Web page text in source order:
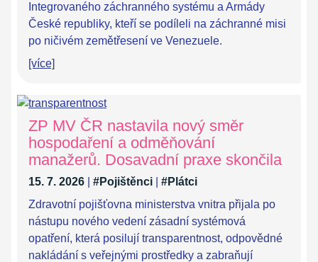
Integrovaného záchranného systému a Armády
České republiky, kteří se podíleli na záchranné misi
po ničivém zemětřesení ve Venezuele.
[více]
ZP MV ČR nastavila nový směr
hospodaření a odměňování
manažerů. Dosavadní praxe skončila
15. 7. 2026 #Pojištěnci
#Plátci
Zdravotní pojišťovna ministerstva vnitra přijala po
nástupu nového vedení zásadní systémová
opatření, která posilují transparentnost, odpovědné
nakládání s veřejnými prostředky a zabraňují